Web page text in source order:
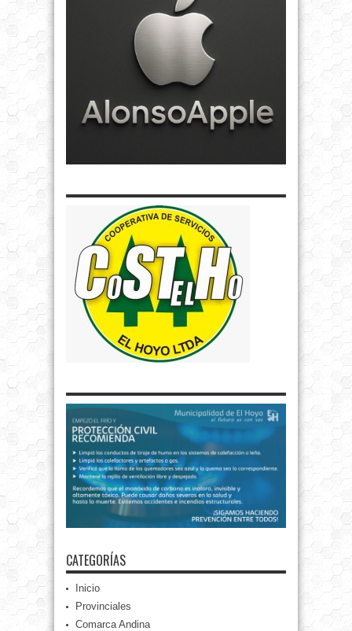
CATEGORÍAS
Inicio
Provinciales
Comarca Andina